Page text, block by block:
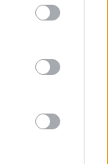
destinati
e non
nemici
in gran parte
più